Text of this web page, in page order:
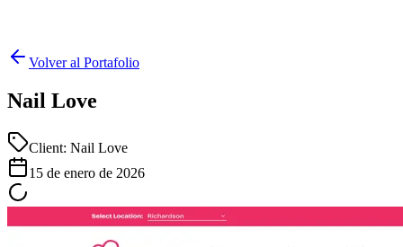
Volver al Portafolio
Nail Love
Client: Nail Love
15 de enero de 2026